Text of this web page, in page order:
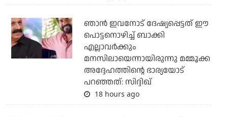
ഞാന്‍ ഇവനോട് ദേഷ്യപ്പെട്ടത് ഈ
പൊട്ടനൊഴിച്ച് ബാക്കി
എല്ലാവര്‍ക്കും
മനസിലായെന്നായിരുന്നു മമ്മൂക്ക
അദ്ദേഹത്തിന്റെ ഭാര്യയോട്
പറഞ്ഞത്: സിദ്ദിഖ്
18 hours ago